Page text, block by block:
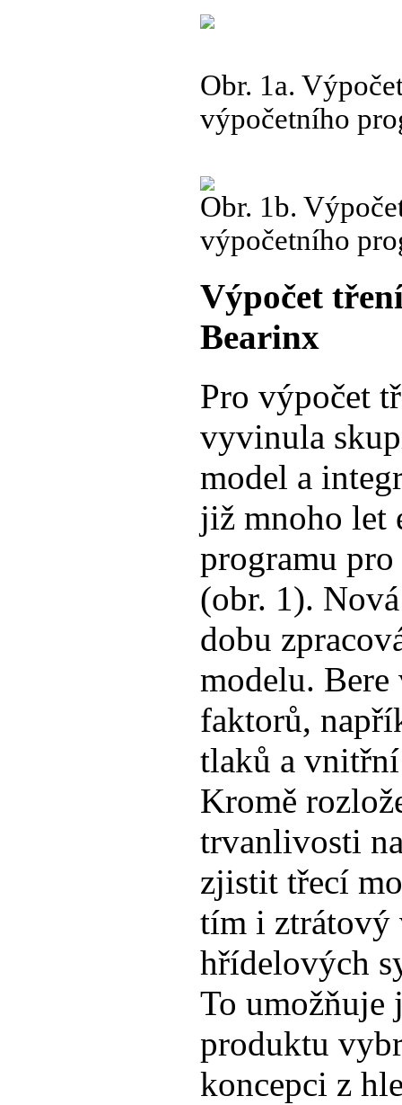
Obr. 1a.
výpočetního
Obr. 1b.
výpočetního
Výpočet
Bearinx
Pro výpočet
vyvinula
model a
již mnoho let
programu
(obr. 1).
dobu
modelu. Bere
faktorů,
tlaků a
Kromě
trvanlivosti
zjistit třecí
tím i ztrátový
hřídelových
To umožňuje
produktu
koncepci z